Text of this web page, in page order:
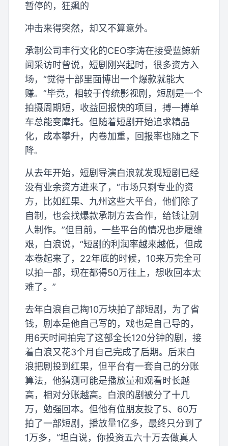
暂停的，狂飙的
冲击来得突然，却又不算意外。
承制公司丰行文化的CEO李涛在接受蓝鲸新
闻采访时曾说，短剧刚兴起时，很多资方入
场，“觉得十部里面博出一个爆款就能大
赚。”毕竟，相较于传统影视剧，短剧是一个
拍摄周期短，收益回报快的项目，搏一搏单
车总能变摩托。但随着短剧开始追求精品
化，成本攀升，内卷加重，回报率也随之下
降。
从去年开始，短剧导演白浪就发现短剧已经
没有业余资方进来了，“市场只剩专业的资
方，比如红果、九州这些大平台，他们除了
自制，也会找爆款承制方去合作，给钱让别
人制作。”但目前，一些平台的情况也步履维
艰，白浪说，“短剧的利润率越来越低，但成
本卷起来了，22年底的时候，10来万完全可
以拍一部，现在都得50万往上，想收回本太
难了。”
去年白浪自己掏10万块拍了部短剧，为了省
钱，剧本是他自己写的，戏也是自己导的，
用6天时间拍完了这部全长120分钟的剧，接
着白浪又花3个月自己完成了后期。后来白
浪把剧投到红果，但平台有一套自己的分账
算法，他猜测可能是播放量和观看时长越
高，相对分账越高。白浪的剧被分了十几
万，勉强回本。但他有位朋友投了5、60万
拍了一部短剧，播放量1亿多，最终只分到了
1万多，“坦白说，你投资五六十万去做真人